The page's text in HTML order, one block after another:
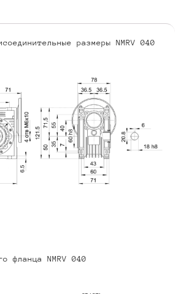
размеры NMRV 040
фланца NMRV 040